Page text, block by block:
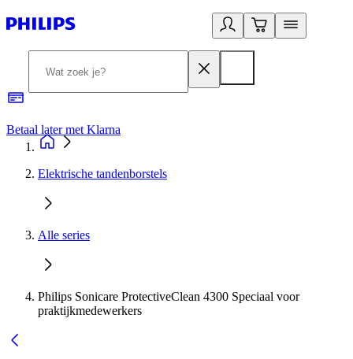
Betaal later met Klarna
Elektrische tandenborstels
Alle series
Philips Sonicare ProtectiveClean 4300 Speciaal voor
praktijkmedewerkers